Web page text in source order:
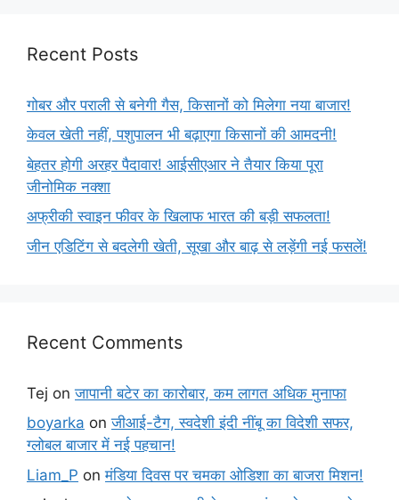
Recent Posts
गोबर और पराली से बनेगी गैस, किसानों को मिलेगा नया बाजार!
केवल खेती नहीं, पशुपालन भी बढ़ाएगा किसानों की आमदनी!
बेहतर होगी अरहर पैदावार! आईसीएआर ने तैयार किया पूरा
जीनोमिक नक्शा
अफ्रीकी स्वाइन फीवर के खिलाफ भारत की बड़ी सफलता!
जीन एडिटिंग से बदलेगी खेती, सूखा और बाढ़ से लड़ेंगी नई फसलें!
Recent Comments
Tej onजापानी बटेर का कारोबार, कम लागत अधिक मुनाफा
boyarka onजीआई-टैग, स्वदेशी इंदी नींबू का विदेशी सफर,
ग्लोबल बाजार में नई पहचान!
Liam_P onमंडिया दिवस पर चमका ओडिशा का बाजरा मिशन!